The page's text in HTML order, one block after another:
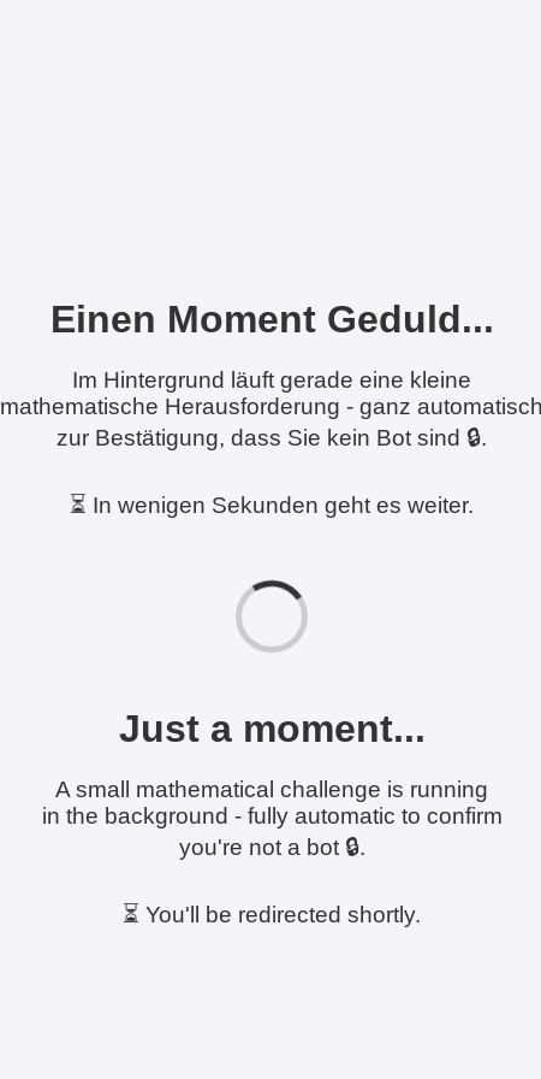
Einen Moment Geduld...
Im Hintergrund läuft gerade eine kleine
mathematische Herausforderung - ganz
zur Bestätigung, dass Sie kein Bot sind 🔒.
⏳ In wenigen Sekunden geht es weiter.
Just a moment...
A small mathematical challenge is running
in the background - fully automatic to confirm
you're not a bot 🔒.
⏳ You'll be redirected shortly.